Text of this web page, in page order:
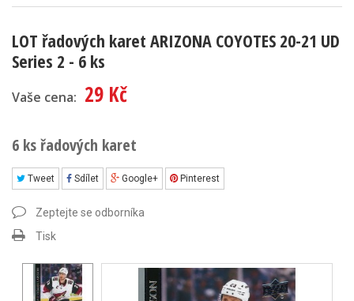
LOT řadových karet ARIZONA COYOTES 20-21 UD
Series 2 - 6 ks
Vaše cena: 29 Kč
6 ks řadových karet
Tweet Sdílet Google+ Pinterest
Zeptejte se odborníka
Tisk